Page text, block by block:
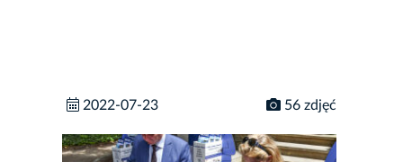
2022-07-23 56 zdjęć